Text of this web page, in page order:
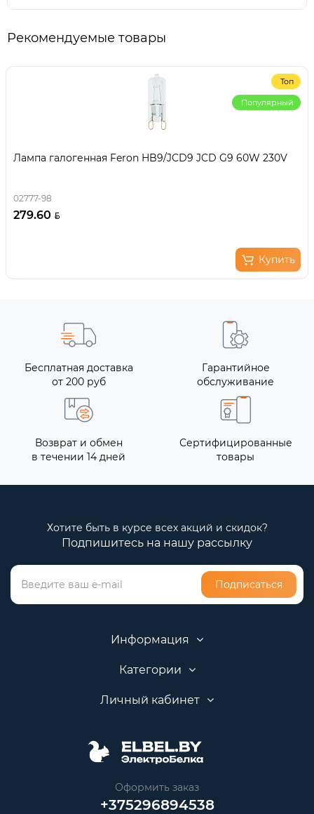
Рекомендуемые товары
Топ
Популярный
Лампа галогенная Feron HB9/JCD9 JCD G9 60W 230V
02777-98
279.60
Купить
Бесплатная доставка
от 200 руб
Гарантийное
обслуживание
Возврат и обмен
в течении 14 дней
Сертифицированные
товары
Хотите быть в курсе всех акций и скидок?
Подпишитесь на нашу рассылку
Подписаться
Информация
Категории
Личный кабинет
Оформить заказ
+375296894538